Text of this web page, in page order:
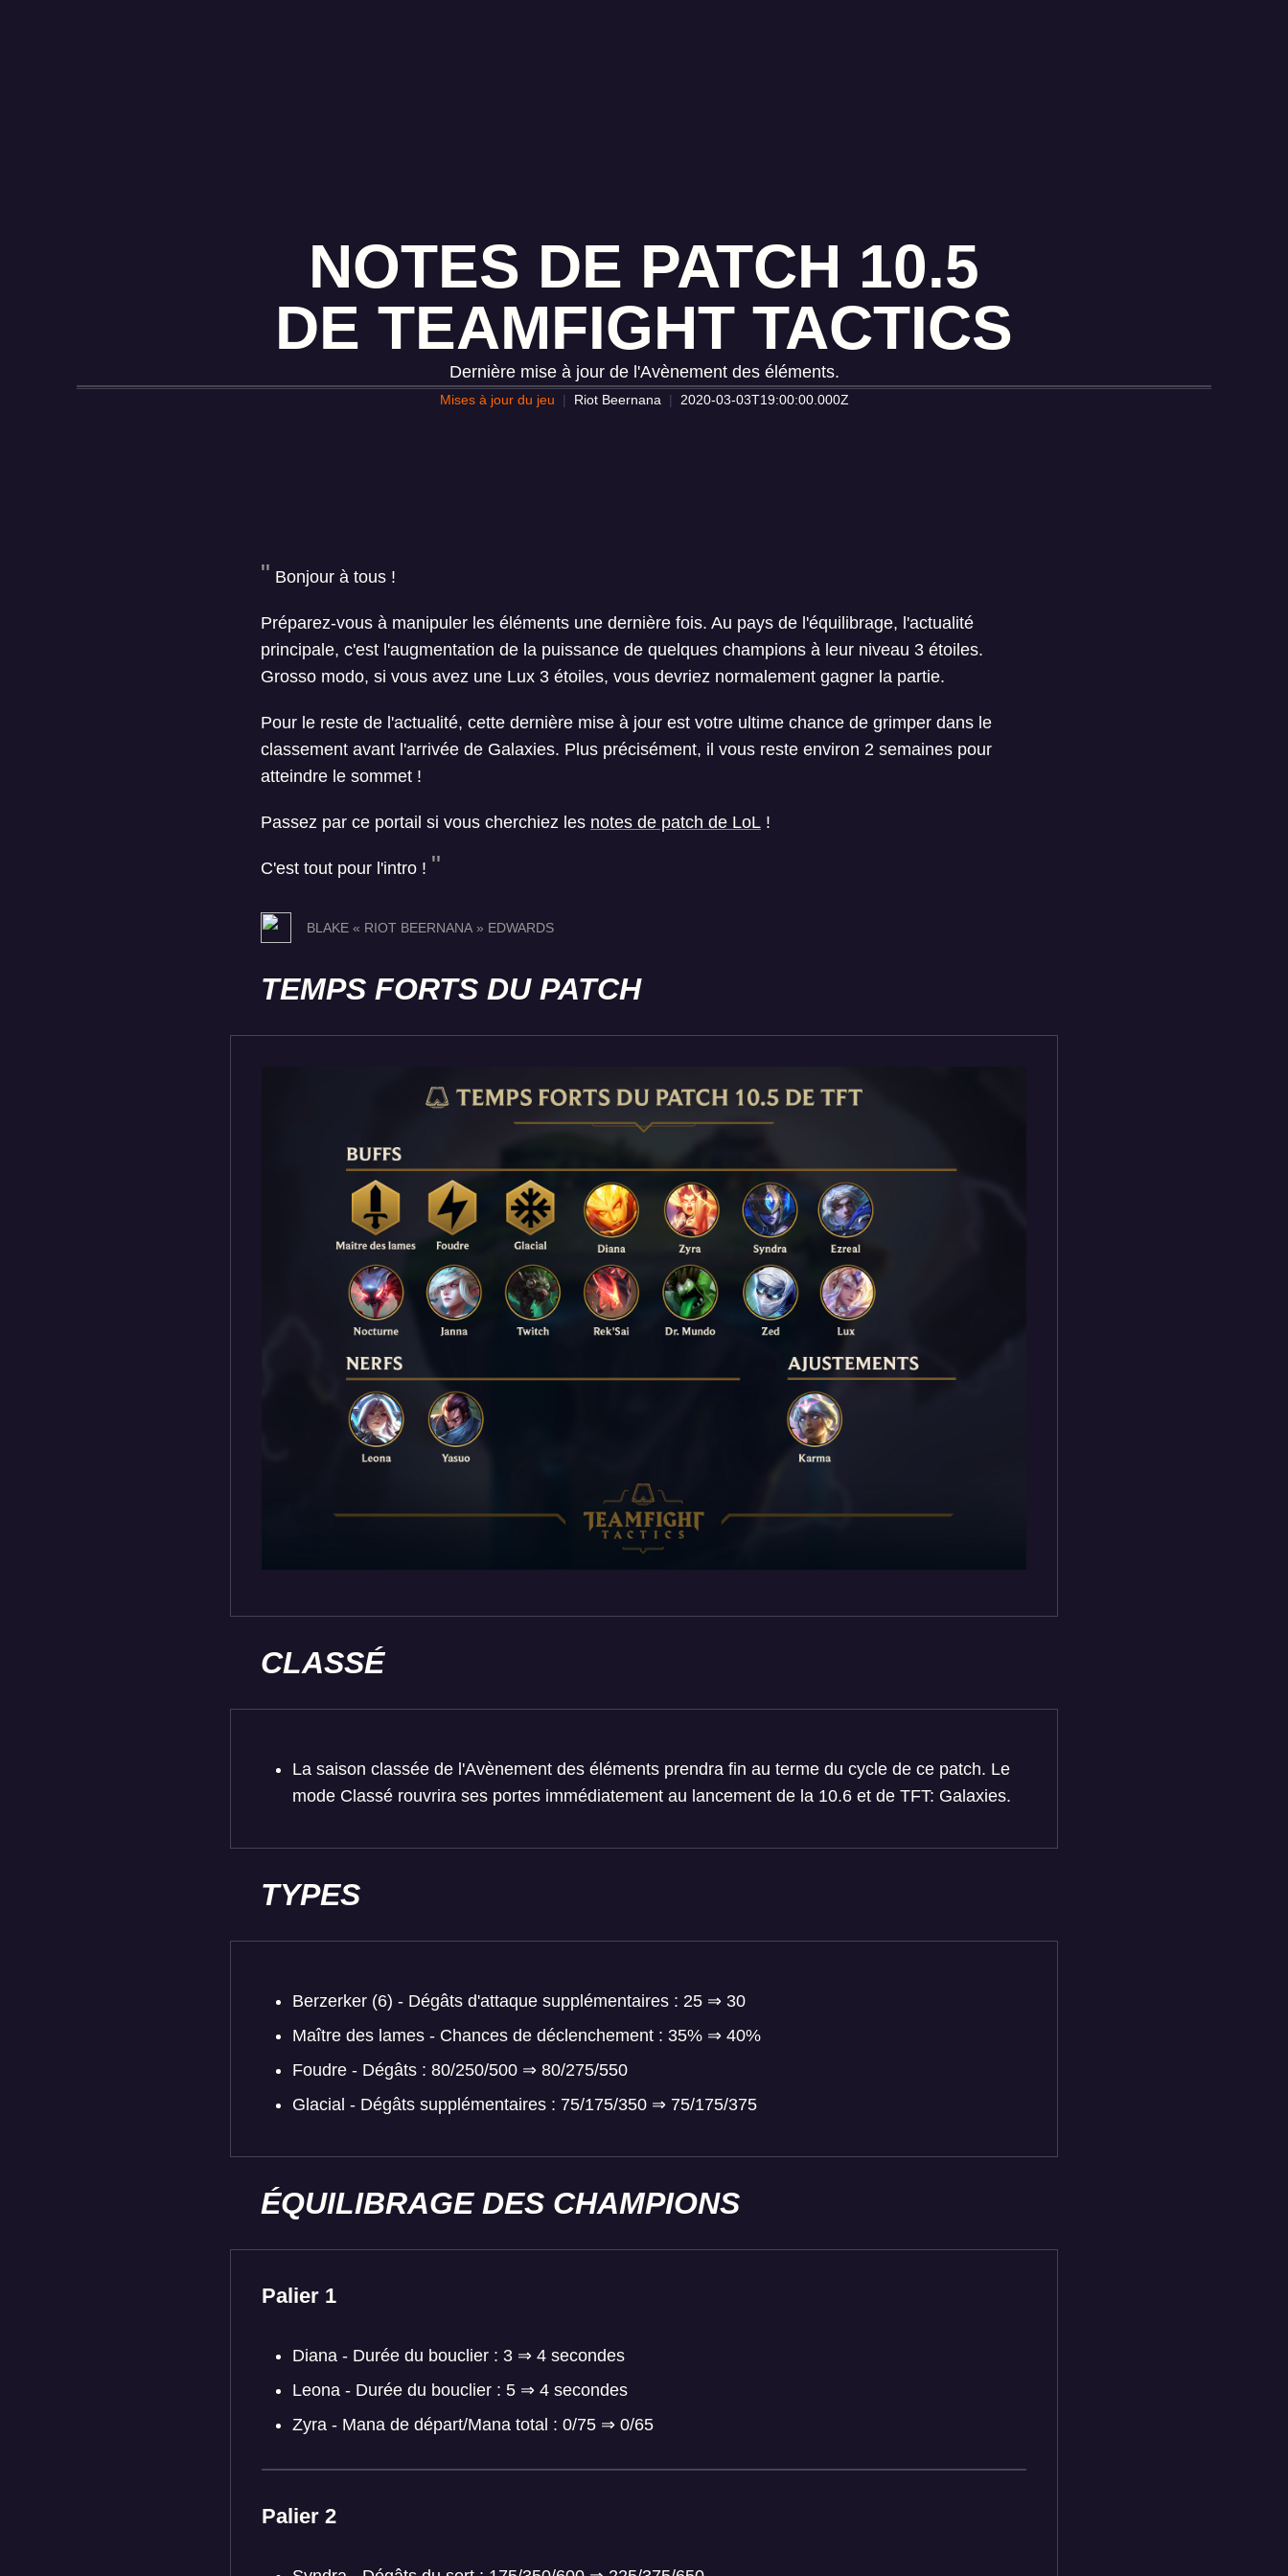
NOTES DE PATCH 10.5
DE TEAMFIGHT TACTICS
Dernière mise à jour de l'Avènement des éléments.
Mises à jour du jeu Riot Beernana 2020-03-03T19:00:00.000Z
Bonjour à tous !
Préparez-vous à manipuler les éléments une dernière fois. Au pays de l'équilibrage, l'actualité
principale, c'est l'augmentation de la puissance de quelques champions à leur niveau 3 étoiles.
Grosso modo, si vous avez une Lux 3 étoiles, vous devriez normalement gagner la partie.
Pour le reste de l'actualité, cette dernière mise à jour est votre ultime chance de grimper dans le
classement avant l'arrivée de Galaxies. Plus précisément, il vous reste environ 2 semaines pour
atteindre le sommet !
Passez par ce portail si vous cherchiez les notes de patch de LoL !
C'est tout pour l'intro !
BLAKE « RIOT BEERNANA » EDWARDS
TEMPS FORTS DU PATCH
CLASSÉ
La saison classée de l'Avènement des éléments prendra fin au terme du cycle de ce patch. Le
mode Classé rouvrira ses portes immédiatement au lancement de la 10.6 et de TFT: Galaxies.
TYPES
Berzerker (6) - Dégâts d'attaque supplémentaires : 25 ⇒ 30
Maître des lames - Chances de déclenchement : 35% ⇒ 40%
Foudre - Dégâts : 80/250/500 ⇒ 80/275/550
Glacial - Dégâts supplémentaires : 75/175/350 ⇒ 75/175/375
ÉQUILIBRAGE DES CHAMPIONS
Palier 1
Diana - Durée du bouclier : 3 ⇒ 4 secondes
Leona - Durée du bouclier : 5 ⇒ 4 secondes
Zyra - Mana de départ/Mana total : 0/75 ⇒ 0/65
Palier 2